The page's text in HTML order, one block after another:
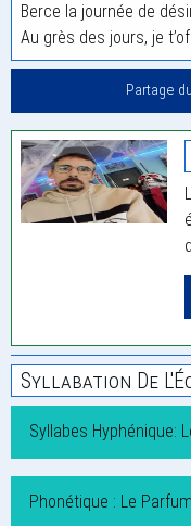
Berce la journée de
Au grès des jours, je
Partage
Syllabation De
Syllabes Hyphénique:
Phonétique : Le